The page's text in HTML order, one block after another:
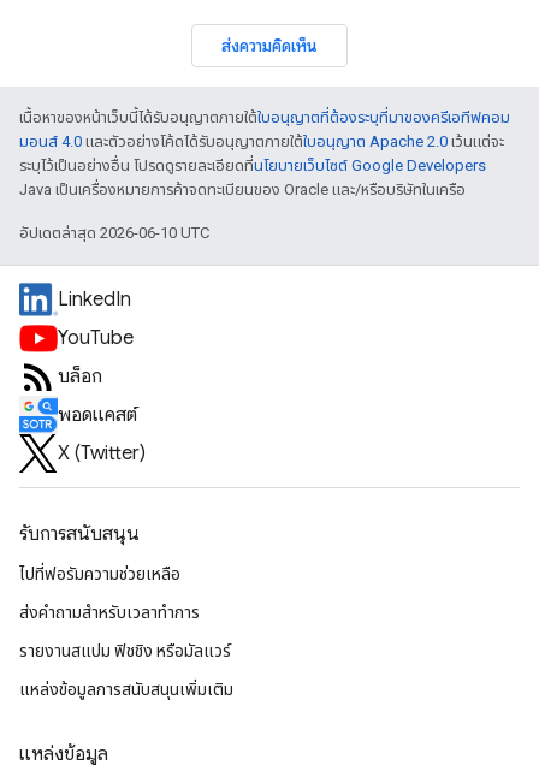
ส่งความคิดเห็น
เนื้อหาของหน้าเว็บนี้ได้รับอนุญาตภายใต้ใบอนุญาตที่ต้องระบุที่มาของครีเอทีฟคอม
มอนส์ 4.0 และตัวอย่างโค้ดได้รับอนุญาตภายใต้ใบอนุญาต Apache 2.0 เว้นแต่จะ
ระบุไว้เป็นอย่างอื่น โปรดดูรายละเอียดที่นโยบายเว็บไซต์ Google Developers
Java เป็นเครื่องหมายการค้าจดทะเบียนของ Oracle และ/หรือบริษัทในเครือ
อัปเดตล่าสุด 2026-06-10 UTC
LinkedIn
YouTube
บล็อก
พอดแคสต์
X (Twitter)
รับการสนับสนุน
ไปที่ฟอรัมความช่วยเหลือ
ส่งคำถามสำหรับเวลาทำการ
รายงานสแปม ฟิชชิง หรือมัลแวร์
แหล่งข้อมูลการสนับสนุนเพิ่มเติม
แหล่งข้อมูล